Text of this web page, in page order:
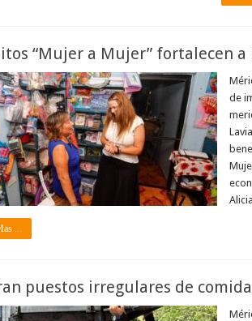
“Mujer a Mujer” fortalecen
de
...
puestos irregulares de